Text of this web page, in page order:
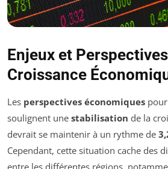
Enjeux et
Croissance
Les perspectives économiques
soulignent une stabilisation de la
devrait se maintenir à un rythme de
Cependant, cette situation cache des